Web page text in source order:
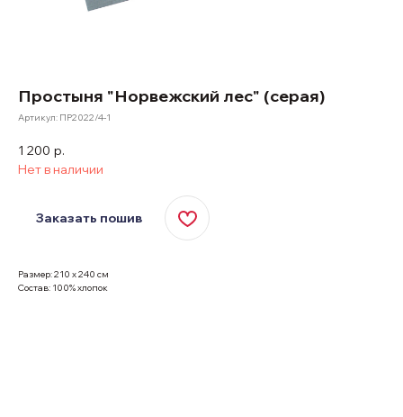
Простыня "Норвежский лес" (серая)
Артикул: ПР2022/4-1
1 200 р.
Нет в наличии
Заказать пошив
Размер: 210 х 240 см
Состав: 100% хлопок